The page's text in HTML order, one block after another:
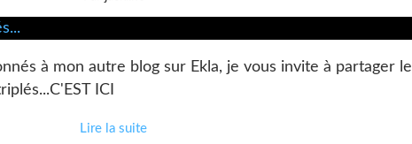
à mon autre blog sur Ekla, je vous invite à partager le
ICI
Lire la suite